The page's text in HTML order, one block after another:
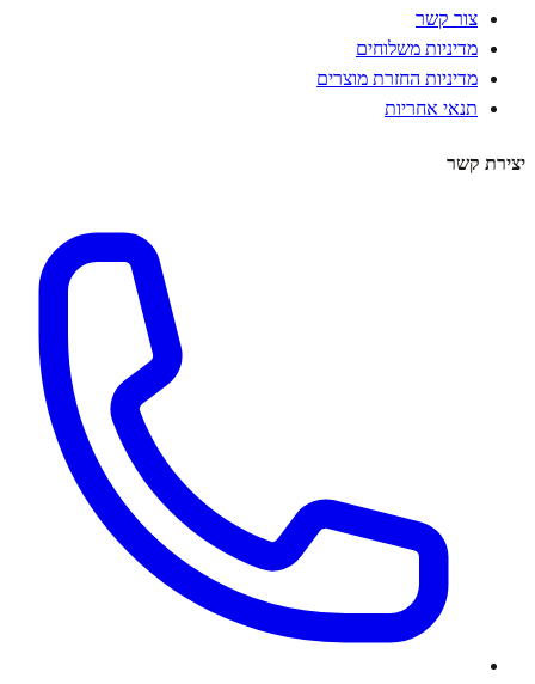
צור קשר
מדיניות משלוחים
מדיניות החזרת מוצרים
תנאי אחריות
יצירת קשר